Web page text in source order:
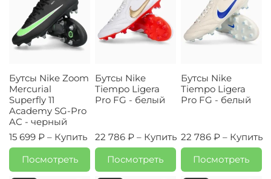
Бутсы Nike Zoom
Mercurial
Superfly 11
Academy SG-Pro
AC - черный
15 699 ₽ – Купить
Посмотреть
Бутсы Nike
Tiempo Ligera
Pro FG - белый
22 786 ₽ – Купить
Посмотреть
Бутсы Nike
Tiempo Ligera
Pro FG - белый
22 786 ₽ – Купить
Посмотреть